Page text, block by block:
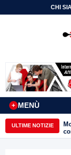
CHI
MENÙ
+
ULTIME NOTIZIE